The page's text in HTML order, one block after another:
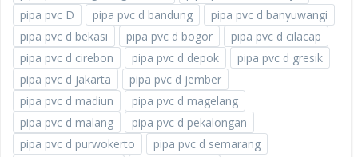
pipa pvc D
pipa pvc d bandung
pipa pvc d banyuwangi
pipa pvc d bekasi
pipa pvc d bogor
pipa pvc d cilacap
pipa pvc d cirebon
pipa pvc d depok
pipa pvc d gresik
pipa pvc d jakarta
pipa pvc d jember
pipa pvc d madiun
pipa pvc d magelang
pipa pvc d malang
pipa pvc d pekalongan
pipa pvc d purwokerto
pipa pvc d semarang